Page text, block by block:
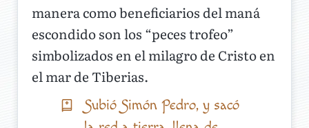
manera como beneficiarios del maná
escondido son los “peces trofeo”
simbolizados en el milagro de Cristo en
el mar de Tiberias.
Subió Simón Pedro, y sacó